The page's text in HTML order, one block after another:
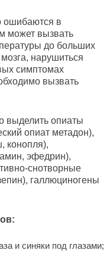
ошибаются в
может вызвать
до больших
нарушиться
симптомах
вызвать
выделить опиаты
опиат метадон),
конопля),
эфедрин),
снотворные
галлюциногены
и синяки под глазами;